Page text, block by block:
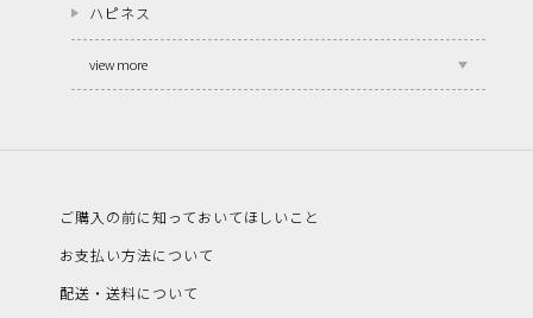
ハピネス
view more
ご購入の前に知っておいてほしいこと
お支払い方法について
配送・送料について